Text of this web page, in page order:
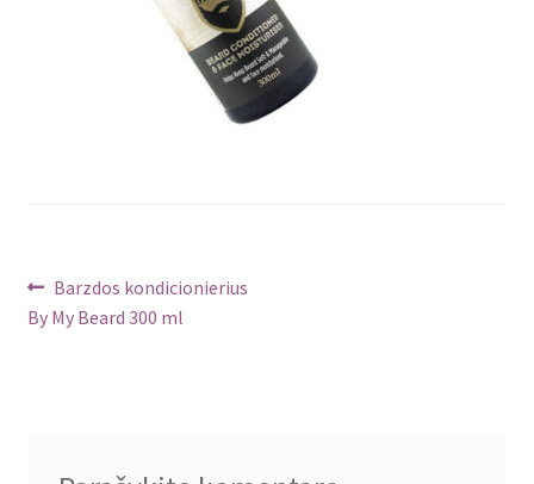
Navigacija
tarp
Ankstenis
įrašas:
Barzdos kondicionierius
By My Beard 300 ml